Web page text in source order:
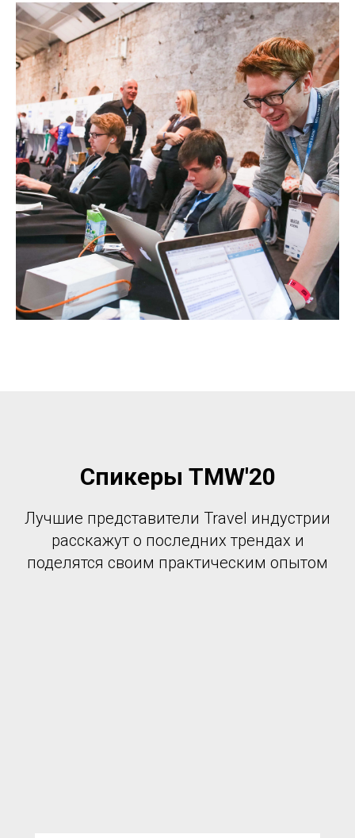
Спикеры TMW'20
Лучшие представители Travel индустрии
расскажут о последних трендах и
поделятся своим практическим опытом